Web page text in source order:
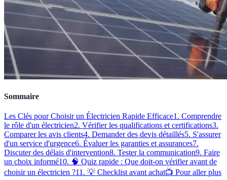
Sommaire
Les Clés pour Choisir un Électricien Rapide Efficace1. Comprendre
le rôle d'un électricien2. Vérifier les qualifications et certifications3.
Comparer les avis clients4. Demander des devis détaillés5. S'assurer
d'un service d'urgence6. Évaluer les garanties et assurances7.
Discuter des délais d'intervention8. Tester la communication9. Faire
un choix informé10. 🧠 Quiz rapide : Que doit-on vérifier avant de
choisir un électricien ?11. 💡 Checklist avant achat📺 Pour aller plus